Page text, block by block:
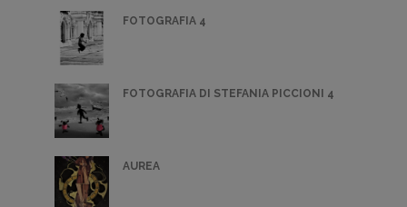
FOTOGRAFIA 4
FOTOGRAFIA DI STEFANIA PICCIONI 4
AUREA